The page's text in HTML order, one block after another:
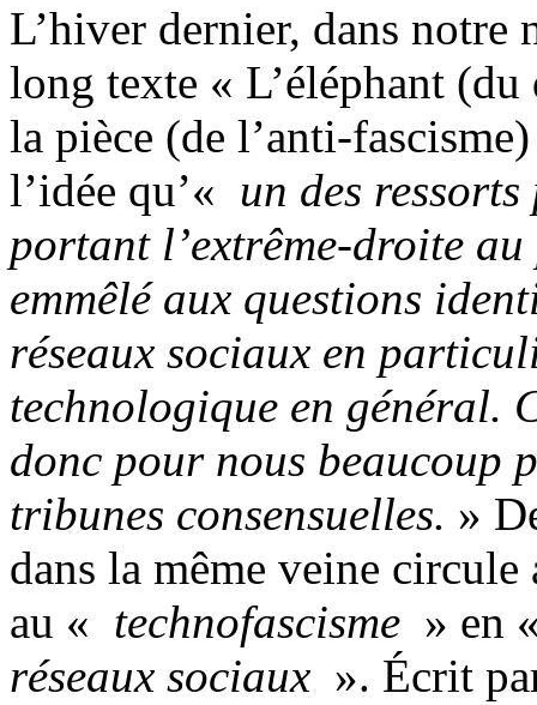
L’hiver dernier, dans
long texte « L’éléphant
la pièce (de l’anti-
l’idée qu’« un des
portant l’extrême-droite
emmêlé aux questions
réseaux sociaux en
technologique en général.
donc pour nous beaucoup
tribunes consensuelles. »
dans la même veine circule
au « technofascisme » en
réseaux sociaux ». Écrit